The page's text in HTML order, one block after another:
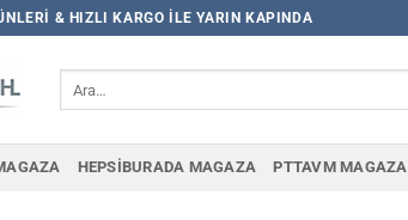
& HIZLI KARGO ILE YARIN KAPINDA
HEPSIBURADA MAGAZA PTTAVM MAGAZA